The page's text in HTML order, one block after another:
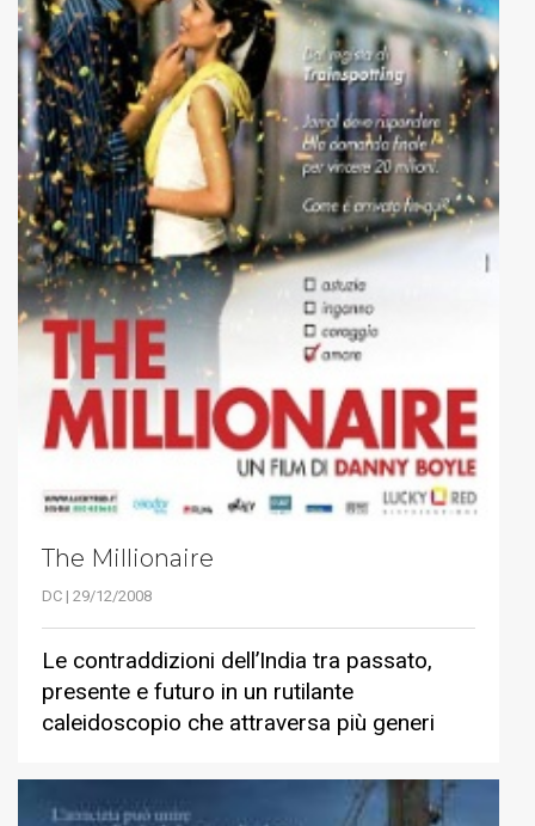
The Millionaire
DC | 29/12/2008
Le contraddizioni dell’India tra passato,
presente e futuro in un rutilante
caleidoscopio che attraversa più generi